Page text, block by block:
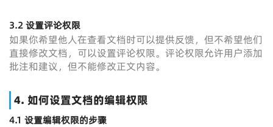
3.2设置评论权限
如果你希望他人在查看文档时可以提供反馈，但不希望他们
直接修改文档，可以设置评论权限。评论权限允许用户添加
批注和建议，但不能修改正文内容。
4. 如何设置文档的编辑权限
4.1 设置编辑权限的步骤